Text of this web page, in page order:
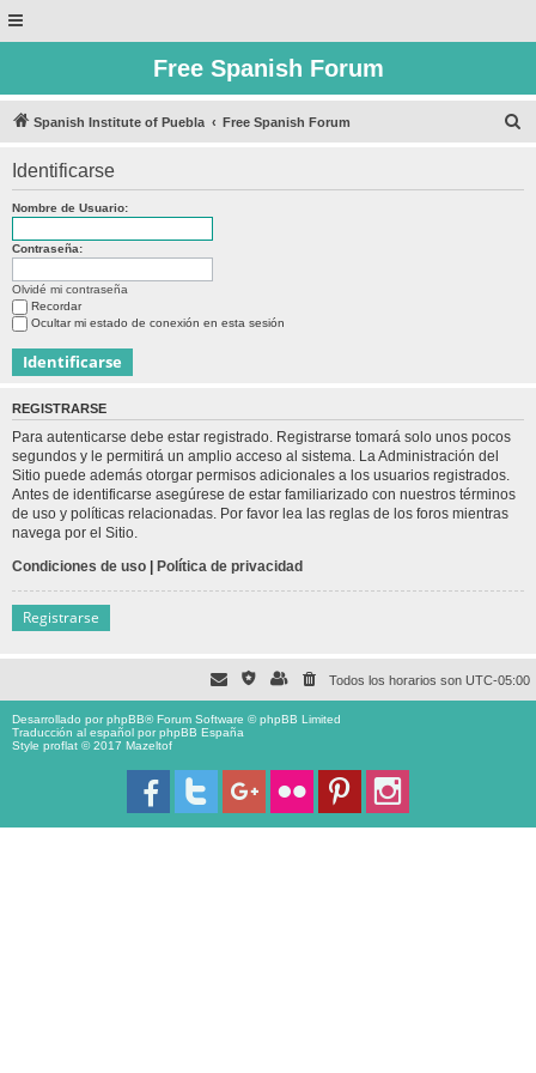
Free Spanish Forum
Spanish Institute of Puebla Free Spanish Forum
Identificarse
Nombre de Usuario:
Contraseña:
Olvidé mi contraseña
Recordar
Ocultar mi estado de conexión en esta sesión
REGISTRARSE
Para autenticarse debe estar registrado. Registrarse tomará solo unos pocos
segundos y le permitirá un amplio acceso al sistema. La Administración del
Sitio puede además otorgar permisos adicionales a los usuarios registrados.
Antes de identificarse asegúrese de estar familiarizado con nuestros términos
de uso y políticas relacionadas. Por favor lea las reglas de los foros mientras
navega por el Sitio.
Condiciones de uso | Política de privacidad
Registrarse
Todos los horarios son UTC-05:00
Desarrollado porphpBB® Forum Software © phpBB Limited
Traducción al español porphpBB España
Style proflat © 2017 Mazeltof